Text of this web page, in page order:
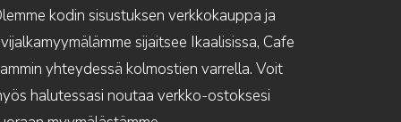
kodin sisustuksen verkkokauppa ja
sijaitsee Ikaalisissa, Cafe
yhteydessä kolmostien varrella. Voit
halutessasi noutaa verkko-ostoksesi